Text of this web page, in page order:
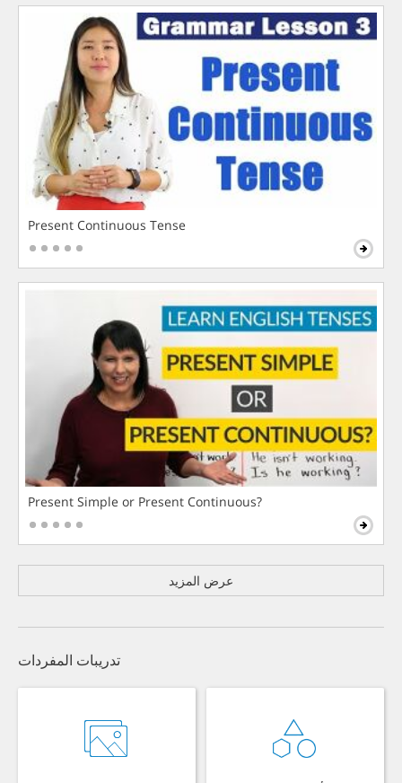
Present Continuous Tense
Present Simple or Present Continuous?
عرض المزيد
تدريبات المفردات